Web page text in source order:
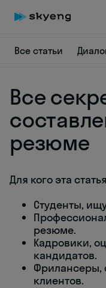
Все статьи
Все
резюме
Для кого эта
Студенты,
резюме.
Кадровики,
кандидатов.
Фрилансеры,
клиентов.